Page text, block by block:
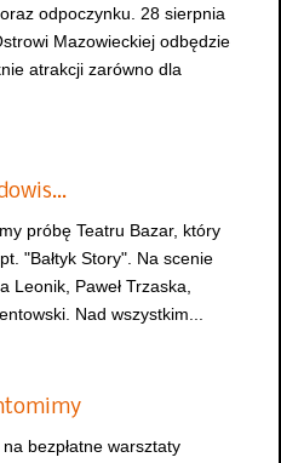
odpoczynku. 28 sierpnia
Mazowieckiej odbędzie
atrakcji zarówno dla
próbę Teatru Bazar, który
"Bałtyk Story". Na scenie
Paweł Trzaska,
Nad wszystkim...
bezpłatne warsztaty